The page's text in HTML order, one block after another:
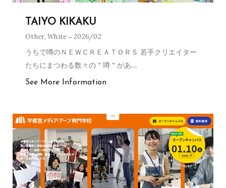
TAIYO KIKAKU
Other,White 2026/02
うちで噂のＮＥＷＣＲＥＡＴＯＲＳ 若手クリエイター
たちにまつわる数々の＂噂＂があ…
See More Information